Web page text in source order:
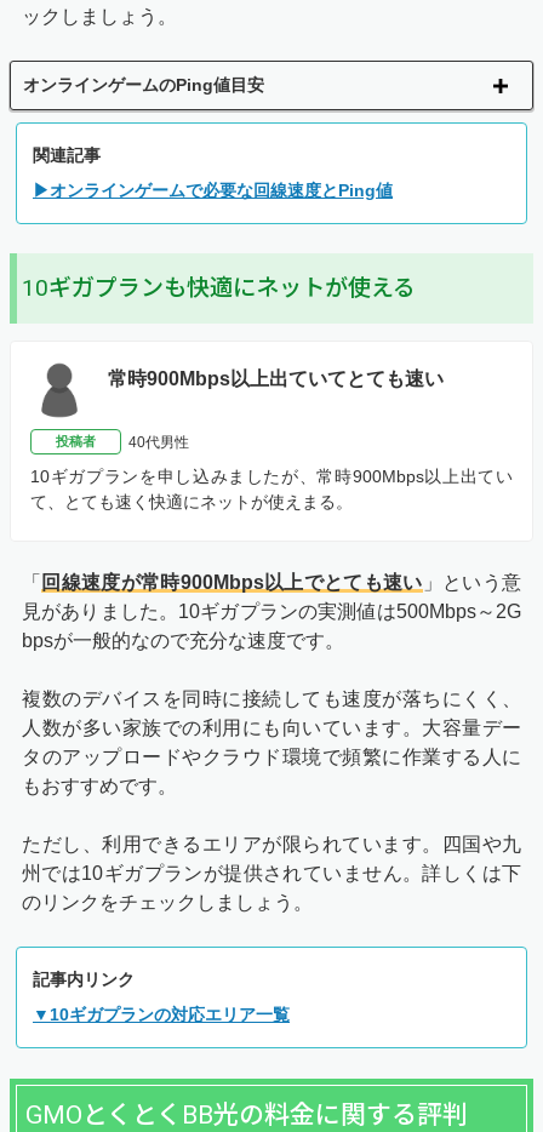
ックしましょう。
オンラインゲームのPing値目安
関連記事
▶オンラインゲームで必要な回線速度とPing値
10ギガプランも快適にネットが使える
常時900Mbps以上出ていてとても速い
投稿者 40代男性
10ギガプランを申し込みましたが、常時900Mbps以上出てい
て、とても速く快適にネットが使えまる。
「 回線速度が常時900Mbps以上でとても速い 」という意
見がありました。10ギガプランの実測値は500Mbps～2G
bpsが一般的なので充分な速度です。
複数のデバイスを同時に接続しても速度が落ちにくく、
人数が多い家族での利用にも向いています。大容量デー
タのアップロードやクラウド環境で頻繁に作業する人に
もおすすめです。
ただし、利用できるエリアが限られています。四国や九
州では10ギガプランが提供されていません。詳しくは下
のリンクをチェックしましょう。
記事内リンク
▼10ギガプランの対応エリア一覧
GMOとくとくBB光の料金に関する評判